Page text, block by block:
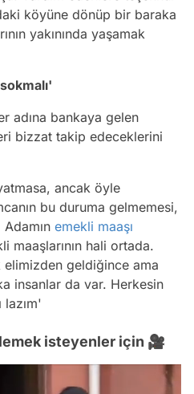
köyüne dönüp bir baraka
yakınında yaşamak
adına bankaya gelen
bizzat takip edeceklerini
ancak öyle
bu duruma gelmemesi,
Adamın emekli maaşı
maaşlarının hali ortada.
geldiğince ama
insanlar da var. Herkesin
lazım'
isteyenler için 🎥